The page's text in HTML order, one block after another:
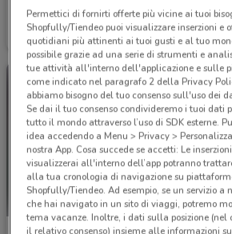
Bluvacanze
Scade il 31/08 2.6 km Scade il
Permettici di fornirti offerte più vicine ai tuoi
Shopfully/Tiendeo puoi visualizzare inserzioni e
quotidiani più attinenti ai tuoi gusti e al tuo
possibile grazie ad una serie di strumenti e
tue attività all'interno dell'applicazione e sulle
come indicato nel paragrafo 2 della Privacy
abbiamo bisogno del tuo consenso sull'uso dei
Se dai il tuo consenso condivideremo i tuoi dati
tutto il mondo attraverso l’uso di SDK esterne.
idea accedendo a Menu > Privacy >
nostra App. Cosa succede se accetti: Le
visualizzerai all'interno dell’app potranno
alla tua cronologia di navigazione su
Shopfully/Tiendeo. Ad esempio, se un servizio
che hai navigato in un sito di viaggi, potremo
tema vacanze. Inoltre, i dati sulla posizione (nel
il relativo consenso) insieme alle informazioni